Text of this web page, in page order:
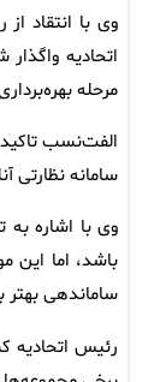
اتحادیه
مرحله
الفت‌نسب تاکید
سامانه نظارتی
وی با اشاره
باشد، اما این
ساماندهی بهتر
رئیس اتحادیه